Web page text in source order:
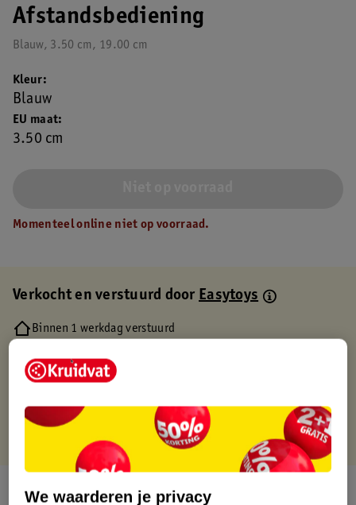
Afstandsbediening
Blauw, 3.50 cm, 19.00 cm
EU maat
3.50 cm
Kleur
Blauw
Momenteel online niet op voorraad.
Verkocht en verstuurd doorEasytoys
Binnen 1 werkdag verstuurd
Gratis retourneren via verkooppartner.
Gratis punten met je Kruidvat kaart
Over dit product
We waarderen je privacy